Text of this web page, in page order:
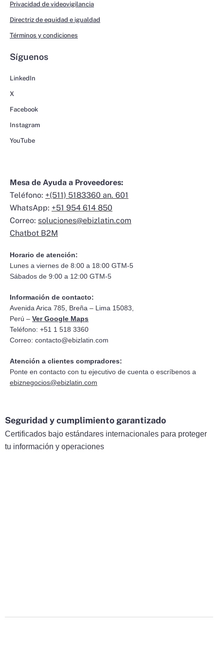
Privacidad de videovigilancia
Directriz de equidad e igualdad
Términos y condiciones
Síguenos
LinkedIn
X
Facebook
Instagram
YouTube
Mesa de Ayuda a Proveedores:
Teléfono: +(511) 5183360 an. 601
WhatsApp: +51 954 614 850
Correo: soluciones@ebizlatin.com
Chatbot B2M
Horario de atención:
Lunes a viernes de 8:00 a 18:00 GTM-5
Sábados de 9:00 a 12:00 GTM-5
Información de contacto:
Avenida Arica 785, Breña – Lima 15083,
Perú – Ver Google Maps
Teléfono: +51 1 518 3360
Correo: contacto@ebizlatin.com
Atención a clientes compradores:
Ponte en contacto con tu ejecutivo de cuenta o escríbenos a
ebiznegocios@ebizlatin.com
Seguridad y cumplimiento garantizado
Certificados bajo estándares internacionales para proteger
tu información y operaciones